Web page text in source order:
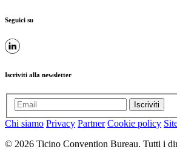
Seguici su
Iscriviti alla newsletter
Iscriviti
Chi siamo Privacy Partner Cookie policy
© 2026 Ticino Convention Bureau. Tutti i